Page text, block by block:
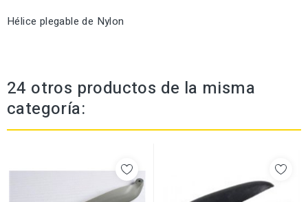
Hélice plegable de Nylon
24 otros productos de la misma
categoría: